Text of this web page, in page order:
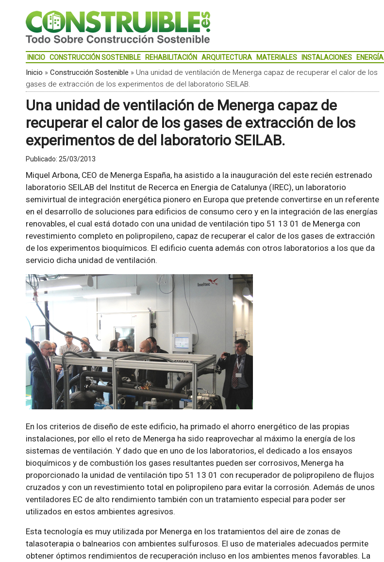
INICIO CONSTRUCCIÓN SOSTENIBLE REHABILITACIÓN ARQUITECTURA MATERIALES INSTALACIONES ENERGÍA
Inicio » Construcción Sostenible » Una unidad de ventilación de Menerga capaz de recuperar el calor de los
gases de extracción de los experimentos de del laboratorio SEILAB.
Una unidad de ventilación de Menerga capaz de
recuperar el calor de los gases de extracción de los
experimentos de del laboratorio SEILAB.
Publicado: 25/03/2013
Miquel Arbona, CEO de Menerga España, ha asistido a la inauguración del este recién estrenado
laboratorio SEILAB del Institut de Recerca en Energia de Catalunya (IREC), un laboratorio
semivirtual de integración energética pionero en Europa que pretende convertirse en un referente
en el desarrollo de soluciones para edificios de consumo cero y en la integración de las energías
renovables, el cual está dotado con una unidad de ventilación tipo 51 13 01 de Menerga con
revestimiento completo en polipropileno, capaz de recuperar el calor de los gases de extracción
de los experimentos bioquímicos. El edificio cuenta además con otros laboratorios a los que da
servicio dicha unidad de ventilación.
En los criterios de diseño de este edificio, ha primado el ahorro energético de las propias
instalaciones, por ello el reto de Menerga ha sido reaprovechar al máximo la energía de los
sistemas de ventilación. Y dado que en uno de los laboratorios, el dedicado a los ensayos
bioquímicos y de combustión los gases resultantes pueden ser corrosivos, Menerga ha
proporcionado la unidad de ventilación tipo 51 13 01 con recuperador de polipropileno de flujos
cruzados y con un revestimiento total en polipropileno para evitar la corrosión. Además de unos
ventiladores EC de alto rendimiento también con un tratamiento especial para poder ser
utilizados en estos ambientes agresivos.
Esta tecnología es muy utilizada por Menerga en los tratamientos del aire de zonas de
talasoterapia o balnearios con ambientes sulfurosos. El uso de materiales adecuados permite
obtener óptimos rendimientos de recuperación incluso en los ambientes menos favorables. La